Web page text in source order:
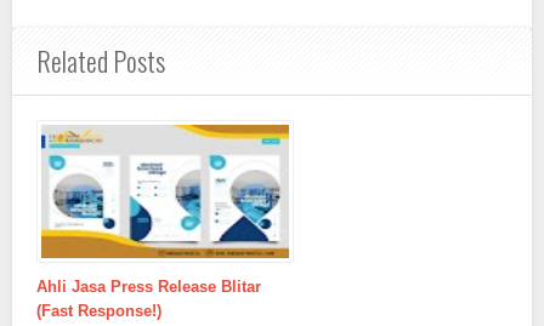
Related Posts
Ahli Jasa Press Release Blitar
(Fast Response!)